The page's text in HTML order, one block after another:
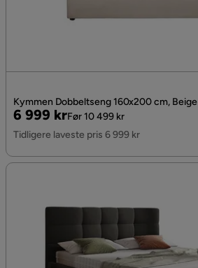
Kymmen Dobbeltseng 160x200 cm, Beige
Pris
6 999 kr
Original
Pris
Før 10 499 kr
Tidligere laveste pris 6 999 kr